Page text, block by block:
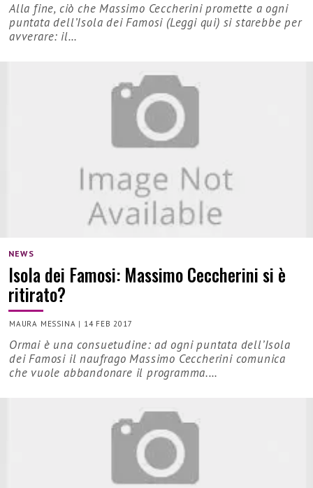
Alla fine, ciò che Massimo Ceccherini promette a ogni
puntata dell’Isola dei Famosi (Leggi qui) si starebbe per
avverare: il…
NEWS
Isola dei Famosi: Massimo Ceccherini si è
ritirato?
MAURA MESSINA | 14 FEB 2017
Ormai è una consuetudine: ad ogni puntata dell’Isola
dei Famosi il naufrago Massimo Ceccherini comunica
che vuole abbandonare il programma.…